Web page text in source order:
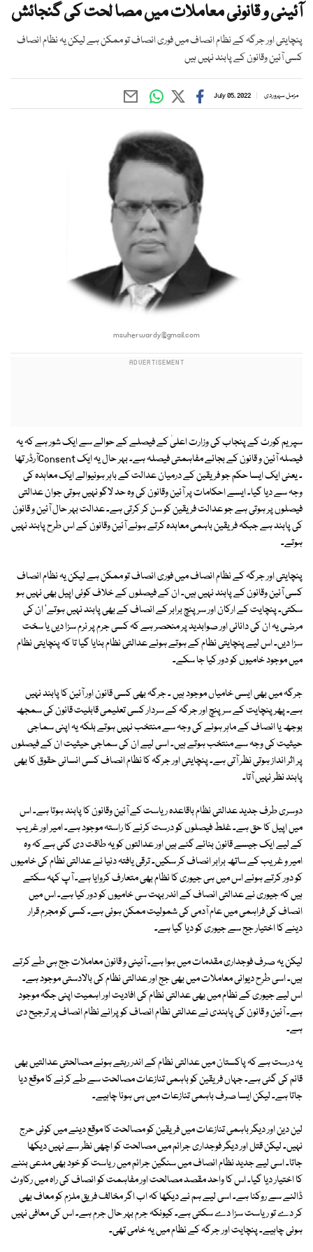
آئینی و قانونی معاملات میں مصا لحت کی گنجائش
پنچایتی اور جرگہ کے نظام انصاف میں فوری انصاف تو ممکن ہے لیکن یہ نظام انصاف
کسی آئین وقانون کے پابند نہیں ہیں
مزمل سہروردی July 05, 2022
msuherwardy@gmail.com
سپریم کورٹ کے پنجاب کی وزارت اعلیٰ کے فیصلے کے حوالے سے ایک شور ہے کہ یہ
فیصلہ آئین و قانون کے بجائے مفاہمتی فیصلہ ہے۔ بہر حال یہ ایک Consentآرڈر تھا
۔ یعنی ایک ایسا حکم جو فریقین کے درمیان عدالت کے باہر ہونیوالے ایک معاہدہ کی
وجہ سے دیا گیا۔ ایسے احکامات پر آئین وقانون کی وہ حد لاگو نہیں ہوتی جوان عدالتی
فیصلوں پر ہوتی ہے جو عدالت فریقین کو سن کر کرتی ہے۔ عدالت بہر حال آئین و قانون
کی پابند ہے جبکہ فریقین باہمی معاہدہ کرتے ہوئے آئین وقانون کے اس طرح پابند نہیں
ہوتے۔
پنچایتی اور جرگہ کے نظام انصاف میں فوری انصاف تو ممکن ہے لیکن یہ نظام انصاف
کسی آئین وقانون کے پابند نہیں ہیں۔ ان کے فیصلوں کے خلاف کوئی اپیل بھی نہیں ہو
سکتی۔ پنچایت کے ارکان اور سرپنچ برابر کے انصاف کے بھی پابند نہیں ہوتے' ان کی
مرضی یہ ان کی دانائی اور صوابدید پر منحصر ہے کہ کسی جرم پر نرم سزا دیں یا سخت
سزا دیں۔ اس لیے پنچایتی نظام کے ہوتے ہوئے عدالتی نظام بنایا گیا تا کہ پنچایتی نظام
میں موجود خامیوں کو دور کیا جا سکے۔
جرگہ میں بھی ایسی خامیاں موجود ہیں ۔ جرگہ بھی کسی قانون اور آئین کا پابند نہیں
ہے۔ پھر پنچایت کے سرپنچ اور جرگہ کے سردار کسی تعلیمی قابلیت قانون کی سمجھ
بوجھ یا انصاف کے ماہر ہونے کی وجہ سے منتخب نہیں ہوتے بلکہ یہ اپنی سماجی
حیثیت کی وجہ سے منتخب ہوتے ہیں۔ اسی لیے ان کی سماجی حیثیت ان کے فیصلوں
پر اثر انداز ہوتی نظر آتی ہے۔ پنچایتی اور جرگہ کا نظام انصاف کسی انسانی حقوق کا بھی
پابند نظر نہیں آتا۔
دوسری طرف جدید عدالتی نظام باقاعدہ ریاست کے آئین وقانون کا پابند ہوتا ہے۔ اس
میں اپیل کا حق ہے۔ غلط فیصلوں کو درست کرنے کا راستہ موجود ہے۔ امیر اور غریب
کے لیے ایک جیسے قانون بنائے گئے ہیں اور عدالتوں کو یہ طاقت دی گئی ہے کہ وہ
امیر و غریب کے ساتھ برابر انصاف کر سکیں۔ ترقی یافتہ دنیا نے عدالتی نظام کی خامیوں
کو دور کرتے ہوئے اس میں ہی جیوری کا نظام بھی متعارف کروایا ہے۔ آپ کہہ سکتے
ہیں کہ جیوری نے عدالتی انصاف کے اندر بہت سی خامیوں کو دور کیا ہے۔ اس میں
انصاف کی فراہمی میں عام آدمی کی شمولیت ممکن ہوئی ہے۔ کسی کو مجرم قرار
دینے کا اختیار جج سے جیوری کو دیا گیا ہے۔
لیکن یہ صرف فوجداری مقدمات میں ہوا ہے۔ آئینی و قانون معاملات جج ہی طے کرتے
ہیں۔ اسی طرح دیوانی معاملات میں بھی جج اور عدالتی نظام کی بالادستی موجود ہے۔
اس لیے جیوری کے نظام میں بھی عدالتی نظام کی افادیت اور اہمیت اپنی جگہ موجود
ہے۔ آئین و قانون کی پابندی نے عدالتی نظام انصاف کو پرانے نظام انصاف پر ترجیح دی
ہے۔
یہ درست ہے کہ پاکستان میں عدالتی نظام کے اندر رہتے ہوئے مصالحتی عدالتیں بھی
قائم کی گئی ہے۔ جہاں فریقین کو باہمی تنازعات مصالحت سے طے کرنے کا موقع دیا
جاتا ہے۔ لیکن ایسا صرف باہمی تنازعات میں ہی ہونا چاہیے۔
لین دین اور دیگر باہمی تنازعات میں فریقین کو مصالحت کا موقع دینے میں کوئی حرج
نہیں۔ لیکن قتل اور دیگر فوجداری جرائم میں مصالحت کو اچھی نظر سے نہیں دیکھا
جاتا۔ اسی لیے جدید نظام انصاف میں سنگین جرائم میں ریاست کو خود بھی مدعی بننے
کا اختیار دیا گیا۔ اس کا واحد مقصد مصالحت اور مفاہمت کو انصاف کی راہ میں رکاوٹ
ڈالنے سے روکنا ہے۔ اسی لیے ہم نے دیکھا کہ اب اگر مخالف فریق ملزم کو معاف بھی
کر دے تو ریاست سزا دے سکتی ہے۔ کیونکہ جرم بہر حال جرم ہے۔ اس کی معافی نہیں
ہونی چاہیے۔ پنچایت اور جرگہ کے نظام میں یہ خامی تھی۔